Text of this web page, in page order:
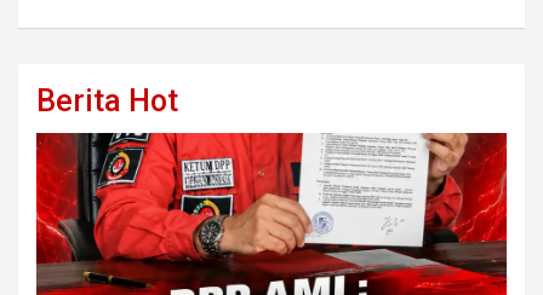
Berita Hot